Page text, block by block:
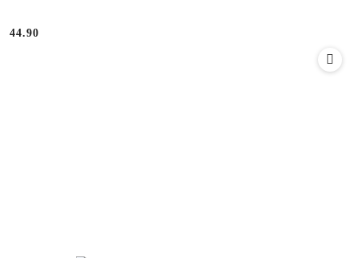
Cena:
44.90